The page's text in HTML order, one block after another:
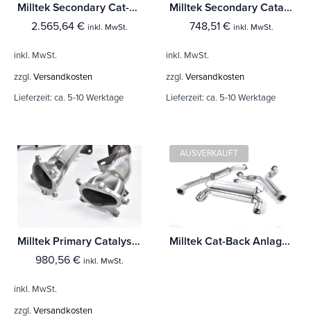
Milltek Secondary Cat-back Nissan GT-R R35
2.565,64 € inkl. MwSt.
inkl. MwSt.
zzgl. Versandkosten
Lieferzeit: ca. 5-10 Werktage
Milltek Secondary Catalyst Bypass Nissan GT-R R35
748,51 € inkl. MwSt.
inkl. MwSt.
zzgl. Versandkosten
Lieferzeit: ca. 5-10 Werktage
Milltek Primary Catalyst Replacement Pipes Nissan GT-R R35
980,56 € inkl. MwSt.
inkl. MwSt.
zzgl. Versandkosten
AUSVERKAUFT
Milltek Cat-Back Anlage Nissan 350Z 3.5 V6